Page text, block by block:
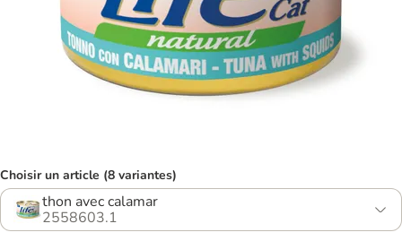
Choisir un article (8 variantes)
thon avec calamar
2558603.1